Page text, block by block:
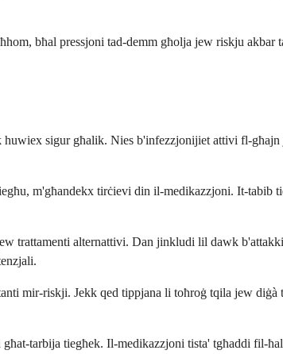
bħal pressjoni tad-demm għolja jew riskju
sigur għalik. Nies b'infezzjonijiet attivi fl-
m'għandekx tirċievi din il-medikazzjoni. It-tabib
trattamenti alternattivi. Dan jinkludi lil dawk
mir-riskji. Jekk qed tippjana li toħroġ tqila jew
tarbija tiegħek. Il-medikazzjoni tista' tgħaddi fil-